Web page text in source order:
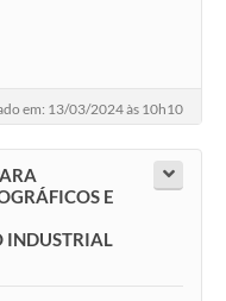
em: 13/03/2024 às 10h10
E
INDUSTRIAL